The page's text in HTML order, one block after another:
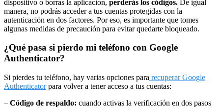
dispositivo o borras la aplicación, perderás los códigos. De igual
manera, no podrás acceder a tus cuentas protegidas con la
autenticación en dos factores. Por eso, es importante que tomes
algunas medidas de precaución para evitar quedarte bloqueado.
¿Qué pasa si pierdo mi teléfono con Google
Authenticator?
Si pierdes tu teléfono, hay varias opciones para recuperar Google
Authenticatorpara volver a tener acceso a tus cuentas:
– Código de respaldo: cuando activas la verificación en dos pasos